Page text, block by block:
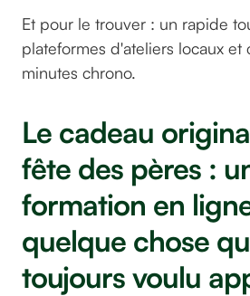
Et pour le trouver : un rapide
plateformes d'ateliers locaux et
minutes chrono.
Le cadeau
fête des pères :
formation en
quelque chose
toujours voulu